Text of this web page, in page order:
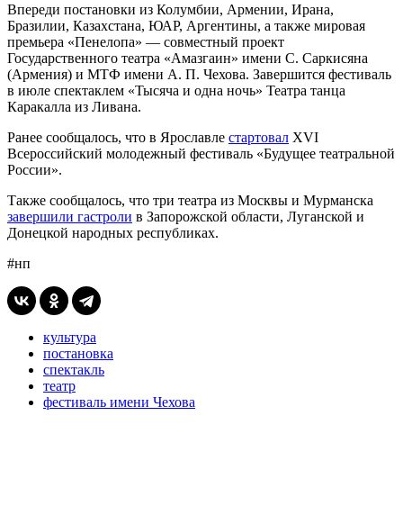
Впереди постановки из Колумбии, Армении, Ирана,
Бразилии, Казахстана, ЮАР, Аргентины, а также мировая
премьера «Пенелопа» — совместный проект
Государственного театра «Амазгаин» имени С. Саркисяна
(Армения) и МТФ имени А. П. Чехова. Завершится фестиваль
в июле спектаклем «Тысяча и одна ночь» Театра танца
Каракалла из Ливана.
Ранее сообщалось, что в Ярославле стартовал XVI
Всероссийский молодежный фестиваль «Будущее театральной
России».
Также сообщалось, что три театра из Москвы и Мурманска
завершили гастроли в Запорожской области, Луганской и
Донецкой народных республиках.
#нп
культура
постановка
спектакль
театр
фестиваль имени Чехова